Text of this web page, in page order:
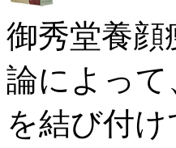
御秀堂養
論によっ
を結び付